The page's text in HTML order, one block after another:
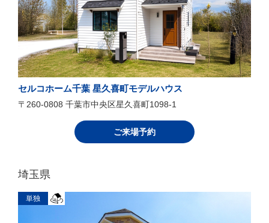
セルコホーム千葉 星久喜町モデルハウス
〒260-0808 千葉市中央区星久喜町1098-1
ご来場予約
埼玉県
単独